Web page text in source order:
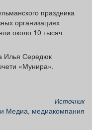
праздника
организациях
около 10 тысяч
Илья Середюк
«Мунира».
Источник
Медиа, медиакомпания